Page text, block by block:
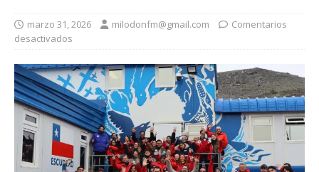
marzo 31, 2026 milodonfm@gmail.com
Comentarios
desactivados